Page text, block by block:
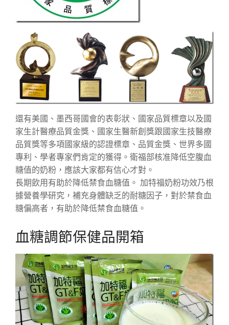
還有美國、墨西哥國會的表彰狀、國家品質標章以及國
家生計醫療品質金獎、國家生醫新創獎跟國家生技醫療
品質獎等多項國家級的認證標章、品質金獎、世界多國
專利、學者專家們肯定的獲得。衛福部核准降低空腹血
糖值的奶粉，應該大家都有信心才對。
長期飲用有助於降低禁食血糖值。 加特福奶粉功效乃根
據營養學研究，補充身體缺乏的耐糖因子，對於禁食血
糖偏高者，有助於降低禁食血糖值。
血糖調節保健品開箱